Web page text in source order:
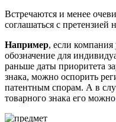
Встречаются и менее
соглашаться с претензией
Например, если компания
обозначение для
раньше даты приоритета
знака, можно оспорить
патентным спорам. А в
товарного знака его можно